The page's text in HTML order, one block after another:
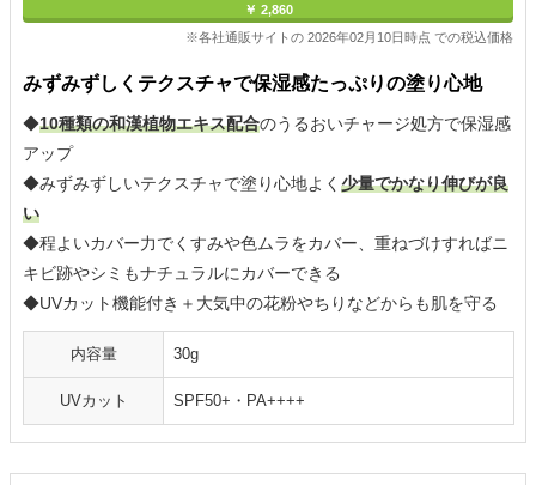
￥ 2,860
※各社通販サイトの 2026年02月10日時点 での税込価格
みずみずしくテクスチャで保湿感たっぷりの塗り心地
◆10種類の和漢植物エキス配合のうるおいチャージ処方で保湿感
アップ
◆みずみずしいテクスチャで塗り心地よく 少量でかなり伸びが良
い
◆程よいカバー力でくすみや色ムラをカバー、重ねづけすればニ
キビ跡やシミもナチュラルにカバーできる
◆UVカット機能付き＋大気中の花粉やちりなどからも肌を守る
内容量 30g
UVカット SPF50+・PA++++